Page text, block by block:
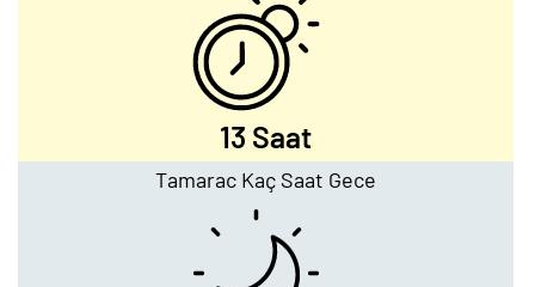
13 Saat
Tamarac Kaç Saat Gece